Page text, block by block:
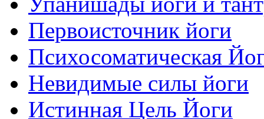
Первоисточник йоги
Психосоматическая
Невидимые силы йоги
Истинная Цель Йоги